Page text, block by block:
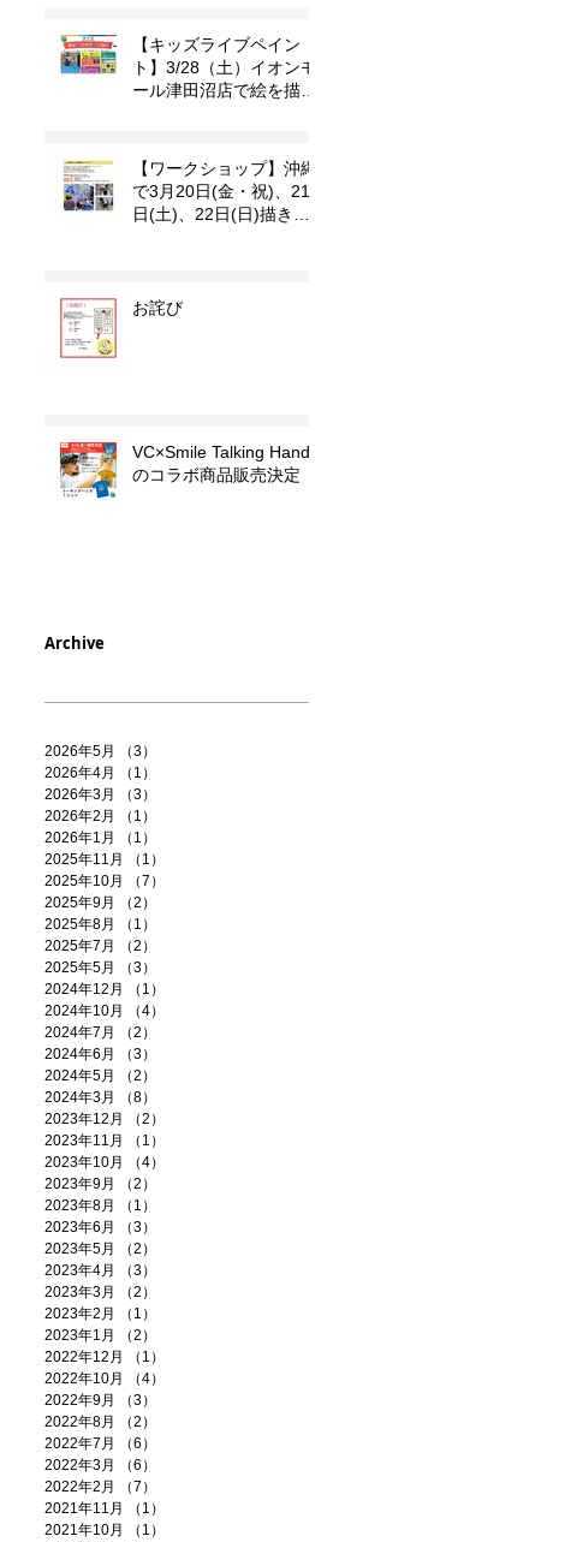
【キッズライブペイン
ト】3/28（土）イオンモ
ール津田沼店で絵を描き
【ワークショップ】沖縄
で3月20日(金・祝)、21
日(土)、22日(日)描きま
お詫び
VC×Smile Talking Hands
のコラボ商品販売決定
Archive
2026年5月 （3）
2026年4月
（1）
2026年3月
（3）
2026年2月
（1）
2026年1月
（1）
2025年11月
（1）
2025年10月
（7）
2025年9月
（2）
2025年8月
（1）
2025年7月
（2）
2025年5月
（3）
2024年12月
（1）
2024年10月
（4）
2024年7月
（2）
2024年6月
（3）
2024年5月
（2）
2024年3月
（8）
2023年12月
（2）
2023年11月
（1）
2023年10月
（4）
2023年9月
（2）
2023年8月
（1）
2023年6月
（3）
2023年5月
（2）
2023年4月
（3）
2023年3月
（2）
2023年2月
（1）
2023年1月
（2）
2022年12月
（1）
2022年10月
（4）
2022年9月
（3）
2022年8月
（2）
2022年7月
（6）
2022年3月
（6）
2022年2月
（7）
2021年11月
（1）
2021年10月
（1）